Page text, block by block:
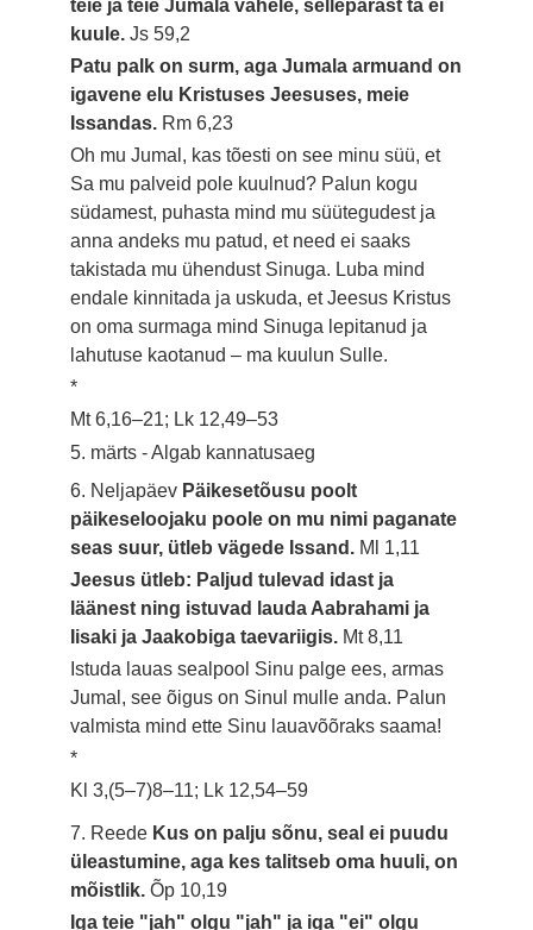
teie ja teie Jumala vahele, sellepärast ta ei
kuule.Js 59,2
Patu palk on surm, aga Jumala armuand on
igavene elu Kristuses Jeesuses, meie
Issandas. Rm 6,23
Oh mu Jumal, kas tõesti on see minu süü, et
Sa mu palveid pole kuulnud? Palun kogu
südamest, puhasta mind mu süütegudest ja
anna andeks mu patud, et need ei saaks
takistada mu ühendust Sinuga. Luba mind
endale kinnitada ja uskuda, et Jeesus Kristus
on oma surmaga mind Sinuga lepitanud ja
lahutuse kaotanud – ma kuulun Sulle.
*
Mt 6,16–21; Lk 12,49–53
5. märts - Algab kannatusaeg
6. Neljapäev Päikesetõusu poolt
päikeseloojaku poole on mu nimi paganate
seas suur, ütleb vägede Issand. Ml 1,11
Jeesus ütleb: Paljud tulevad idast ja
läänest ning istuvad lauda Aabrahami ja
Iisaki ja Jaakobiga taevariigis. Mt 8,11
Istuda lauas sealpool Sinu palge ees, armas
Jumal, see õigus on Sinul mulle anda. Palun
valmista mind ette Sinu lauavõõraks saama!
*
Kl 3,(5–7)8–11; Lk 12,54–59
7. Reede Kus on palju sõnu, seal ei puudu
üleastumine, aga kes talitseb oma huuli, on
mõistlik.Õp 10,19
Iga teie "jah" olgu "jah" ja iga "ei" olgu